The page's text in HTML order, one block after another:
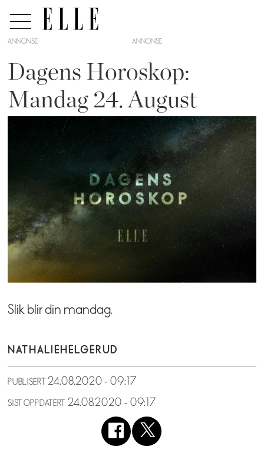
ANNONSE
Dagens Horoskop:
Mandag 24. August
Slik blir din mandag.
NATHALIEHELGERUD
PUBLISERT 24.08.2020 - 09:17
SIST OPPDATERT 24.08.2020 - 09:17